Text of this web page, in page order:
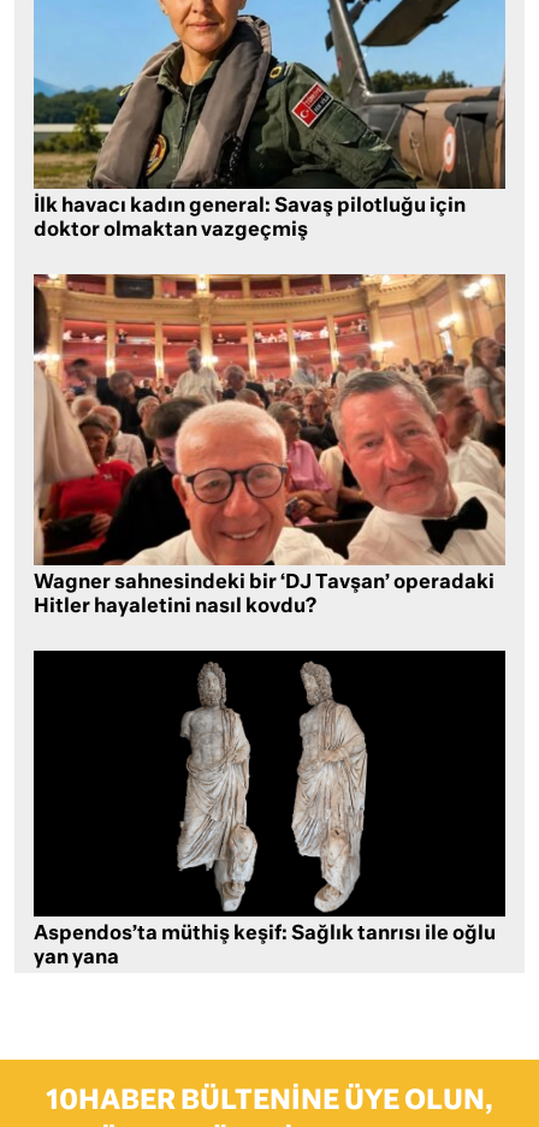
İlk havacı kadın general: Savaş pilotluğu için
doktor olmaktan vazgeçmiş
Wagner sahnesindeki bir ‘DJ Tavşan’ operadaki
Hitler hayaletini nasıl kovdu?
Aspendos’ta müthiş keşif: Sağlık tanrısı ile oğlu
yan yana
10HABER BÜLTENINE ÜYE OLUN,